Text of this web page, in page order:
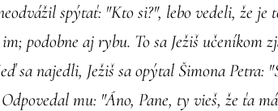
spýtať: "Kto si?", lebo vedeli, že je
podobne aj rybu. To sa Ježiš učeníkom
sa najedli, Ježiš sa opýtal Šimona Petra:
mu: "Áno, Pane, ty vieš, že ťa